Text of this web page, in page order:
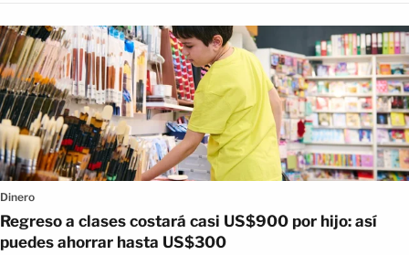
Dinero
Regreso a clases costará casi US$900 por hijo: así
puedes ahorrar hasta US$300